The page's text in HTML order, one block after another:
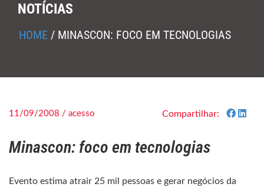
NOTÍCIAS
HOME / MINASCON: FOCO EM TECNOLOGIAS
11/09/2008 / acesso Compartilhar:
Minascon: foco em tecnologias
Evento estima atrair 25 mil pessoas e gerar negócios da